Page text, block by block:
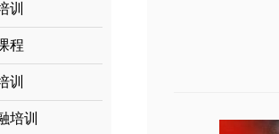
训
程
训
培训